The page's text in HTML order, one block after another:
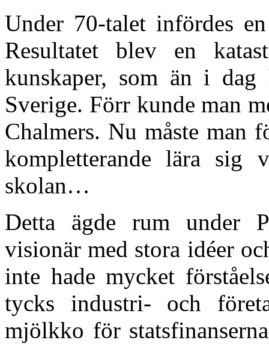
Under 70-talet infördes
Resultatet blev en
kunskaper, som än i dag
Sverige. Förr kunde man
Chalmers. Nu måste man
kompletterande lära
skolan…
Detta ägde rum under
visionär med stora idéer
inte hade mycket
tycks industri- och
mjölkko för